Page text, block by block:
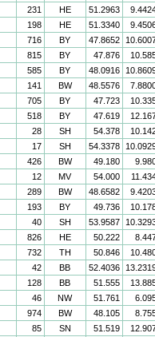
231 HE 51.2963
198 HE 51.3340
716 BY 47.8652
815 BY 47.876
585 BY 48.0916
141 BW 48.5576
705 BY 47.723
518 BY 47.619
28 SH 54.378
17 SH 54.3378
426 BW 49.180
12 MV 54.000
289 BW 48.6582
193 BY 49.736
40 SH 53.9587
826 HE 50.222
732 TH 50.846
42 BB 52.4036
128 BB 51.555
46 NW 51.761
974 BW 48.105
85 SN 51.519